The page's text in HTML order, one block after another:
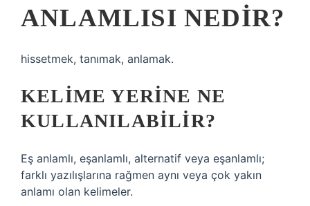
ANLAMLISI NEDIR?
hissetmek, tanımak, anlamak.
KELIME YERINE NE
KULLANILABILIR?
Eş anlamlı, eşanlamlı, alternatif veya eşanlamlı;
farklı yazılışlarına rağmen aynı veya çok yakın
anlamı olan kelimeler.